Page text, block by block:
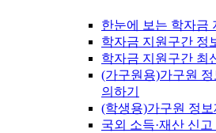
한눈에 보는 학자금
학자금 지원구간 정
학자금 지원구간 최
(가구원용)가구원
의하기
(학생용)가구원 정
국외 소득·재산 신